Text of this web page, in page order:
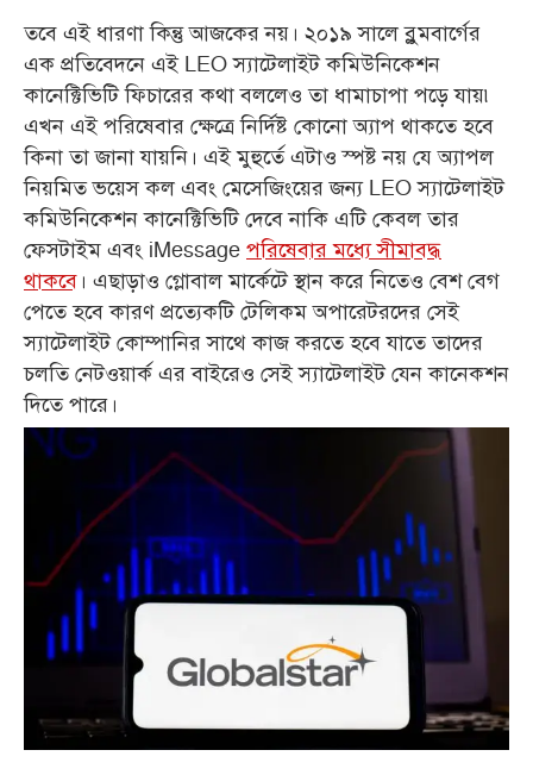
তবে এই ধারণা কিন্তু আজকের নয়। ২০১৯ সালে ব্লুমবার্গের
এক প্রতিবেদনে এই LEO স্যাটেলাইট কমিউনিকেশন
কানেক্টিভিটি ফিচারের কথা বললেও তা ধামাচাপা পড়ে যায়৷
এখন এই পরিষেবার ক্ষেত্রে নির্দিষ্ট কোনো অ্যাপ থাকতে হবে
কিনা তা জানা যায়নি। এই মুহুর্তে এটাও স্পষ্ট নয় যে অ্যাপল
নিয়মিত ভয়েস কল এবং মেসেজিংয়ের জন্য LEO স্যাটেলাইট
কমিউনিকেশন কানেক্টিভিটি দেবে নাকি এটি কেবল তার
ফেসটাইম এবং iMessage পরিষেবার মধ্যে সীমাবদ্ধ
থাকবে । এছাড়াও গ্লোবাল মার্কেটে স্থান করে নিতেও বেশ বেগ
পেতে হবে কারণ প্রত্যেকটি টেলিকম অপারেটরদের সেই
স্যাটেলাইট কোম্পানির সাথে কাজ করতে হবে যাতে তাদের
চলতি নেটওয়ার্ক এর বাইরেও সেই স্যাটেলাইট যেন কানেকশন
দিতে পারে।